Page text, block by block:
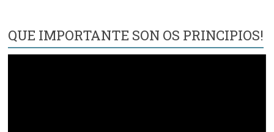
QUE IMPORTANTE SON OS PRINCIPIOS!